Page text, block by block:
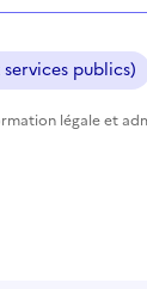
publics)
légale et